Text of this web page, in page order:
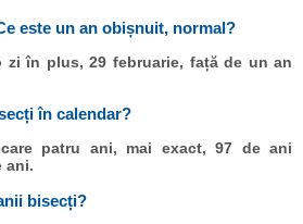
este un an obișnuit, normal?
în plus, 29 februarie, față de un an
în calendar?
patru ani, mai exact, 97 de ani
ani.
bisecți?